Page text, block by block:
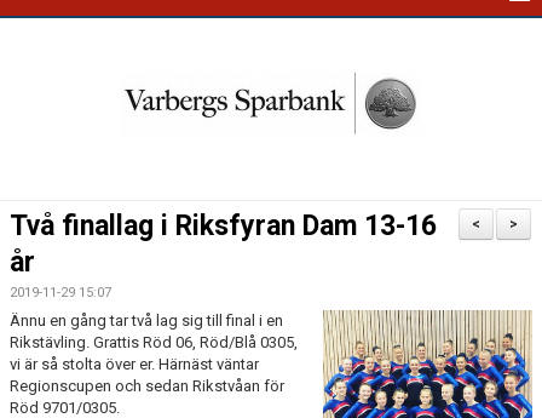
FÖRSÄKRING
SPONSRING
FÖRENINGSKLÄDER
>
<
Två finallag i Riksfyran Dam 13-16
år
2019-11-29 15:07
Ännu en gång tar två lag sig till final i en
Rikstävling. Grattis Röd 06, Röd/Blå 0305,
vi är så stolta över er. Härnäst väntar
Regionscupen och sedan Rikstvåan för
Röd 9701/0305.